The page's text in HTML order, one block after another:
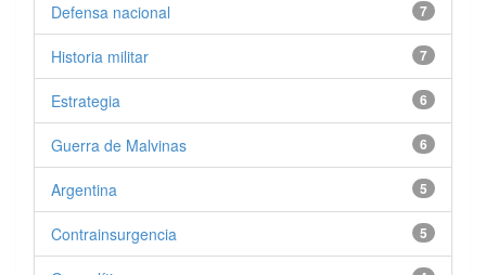
7
Defensa nacional
7
Historia militar
6
Estrategia
6
Guerra de Malvinas
5
Argentina
5
Contrainsurgencia